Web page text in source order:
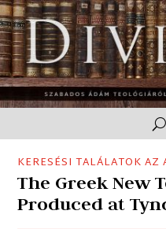
KERESÉSI TALÁLATOK AZ
The Greek New
Produced at